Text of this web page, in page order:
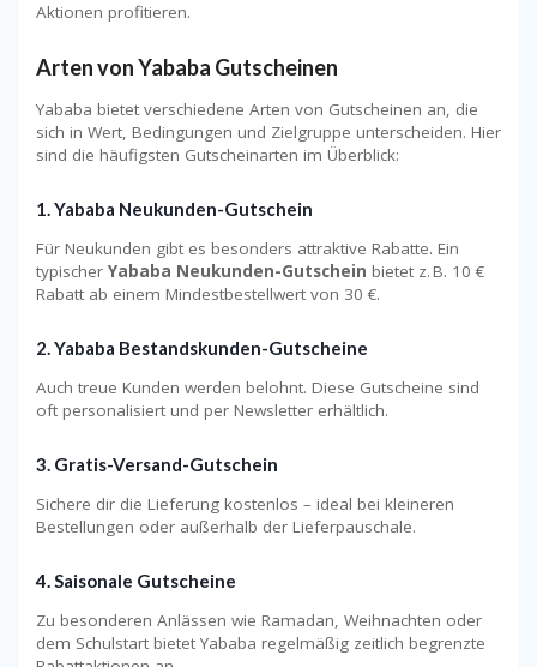
Aktionen profitieren.
Arten von Yababa Gutscheinen
Yababa bietet verschiedene Arten von Gutscheinen an, die
sich in Wert, Bedingungen und Zielgruppe unterscheiden. Hier
sind die häufigsten Gutscheinarten im Überblick:
1.Yababa Neukunden-Gutschein
Für Neukunden gibt es besonders attraktive Rabatte. Ein
typischer Yababa Neukunden-Gutschein bietet z. B. 10 €
Rabatt ab einem Mindestbestellwert von 30 €.
2.Yababa Bestandskunden-Gutscheine
Auch treue Kunden werden belohnt. Diese Gutscheine sind
oft personalisiert und per Newsletter erhältlich.
3. Gratis-Versand-Gutschein
Sichere dir die Lieferung kostenlos – ideal bei kleineren
Bestellungen oder außerhalb der Lieferpauschale.
4.Saisonale Gutscheine
Zu besonderen Anlässen wie Ramadan, Weihnachten oder
dem Schulstart bietet Yababa regelmäßig zeitlich begrenzte